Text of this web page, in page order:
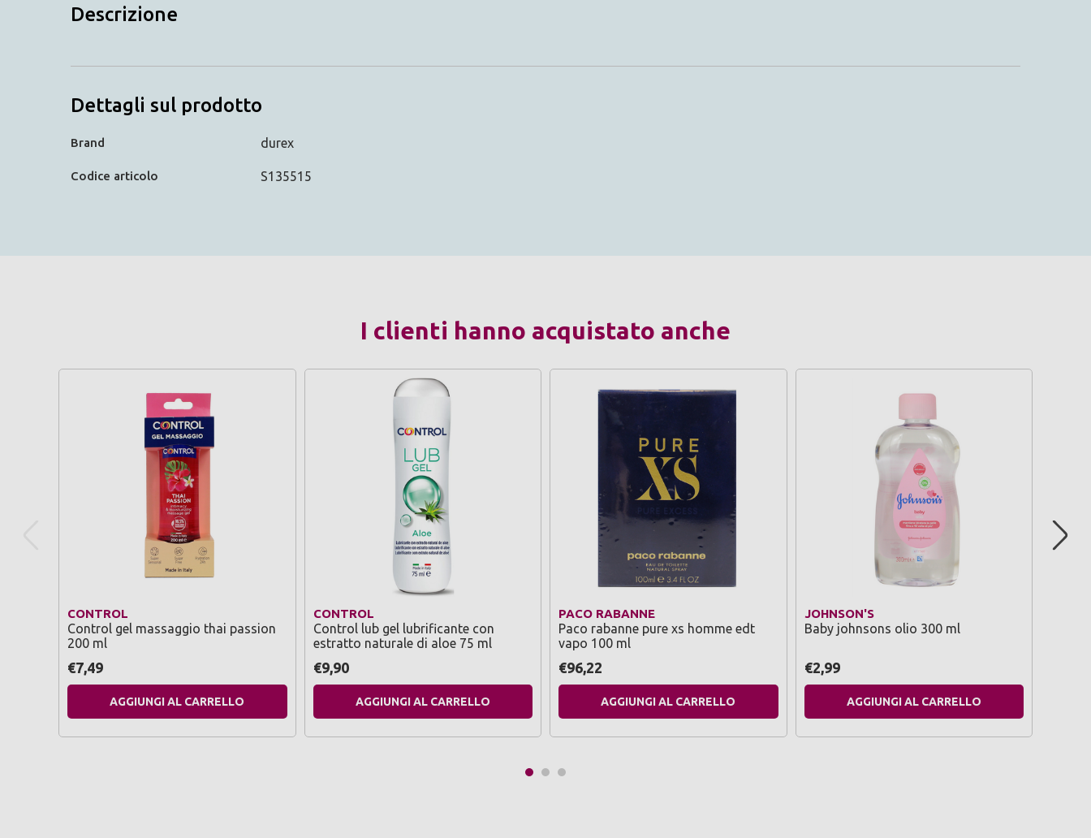
Descrizione
Dettagli sul prodotto
Brand durex
Codice articolo S135515
I clienti hanno acquistato anche
CONTROL
Control gel massaggio thai passion
200 ml
€7,49
AGGIUNGI AL CARRELLO
CONTROL
Control lub gel lubrificante con
estratto naturale di aloe 75 ml
€9,90
AGGIUNGI AL CARRELLO
PACO RABANNE
Paco rabanne pure xs homme edt
vapo 100 ml
€96,22
AGGIUNGI AL CARRELLO
JOHNSON'S
Baby johnsons olio 300 ml
€2,99
AGGIUNGI AL CARRELLO